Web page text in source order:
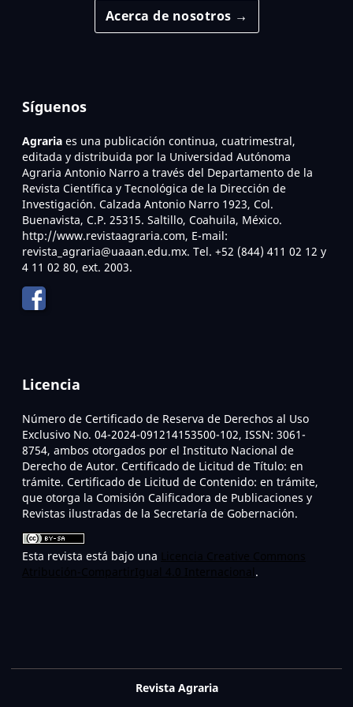
Acerca de nosotros →
Síguenos
Agraria es una publicación continua, cuatrimestral,
editada y distribuida por la Universidad Autónoma
Agraria Antonio Narro a través del Departamento de la
Revista Científica y Tecnológica de la Dirección de
Investigación. Calzada Antonio Narro 1923, Col.
Buenavista, C.P. 25315. Saltillo, Coahuila, México.
http://www.revistaagraria.com, E-mail:
revista_agraria@uaaan.edu.mx. Tel. +52 (844) 411 02 12 y
4 11 02 80, ext. 2003.
Licencia
Número de Certificado de Reserva de Derechos al Uso
Exclusivo No. 04-2024-091214153500-102, ISSN: 3061-
8754, ambos otorgados por el Instituto Nacional de
Derecho de Autor. Certificado de Licitud de Título: en
trámite. Certificado de Licitud de Contenido: en trámite,
que otorga la Comisión Calificadora de Publicaciones y
Revistas ilustradas de la Secretaría de Gobernación.
Esta revista está bajo una
.
Revista Agraria